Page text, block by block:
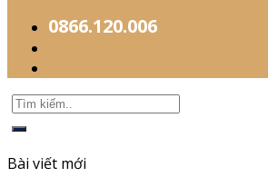
0866.120.006
Bài viết mới